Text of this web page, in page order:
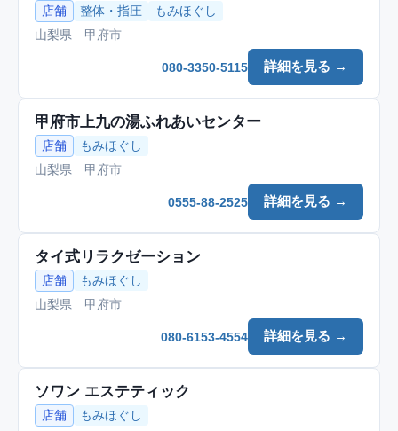
店舗 整体・指圧
もみほぐし
山梨県 甲府市
詳細を見る →
080-3350-5115
甲府市上九の湯ふれあいセンター
店舗
もみほぐし
山梨県 甲府市
詳細を見る →
0555-88-2525
タイ式リラクゼーション
店舗
もみほぐし
山梨県 甲府市
詳細を見る →
080-6153-4554
ソワン エステティック
店舗 もみほぐし